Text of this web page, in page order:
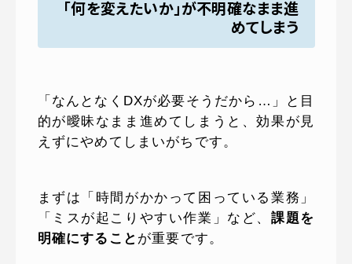
「何を変えたいか」が不明確なまま進
めてしまう
「なんとなくDXが必要そうだから…」と目
的が曖昧なまま進めてしまうと、効果が見
えずにやめてしまいがちです。
まずは「時間がかかって困っている業務」
「ミスが起こりやすい作業」など、課題を
明確にすること が重要です。